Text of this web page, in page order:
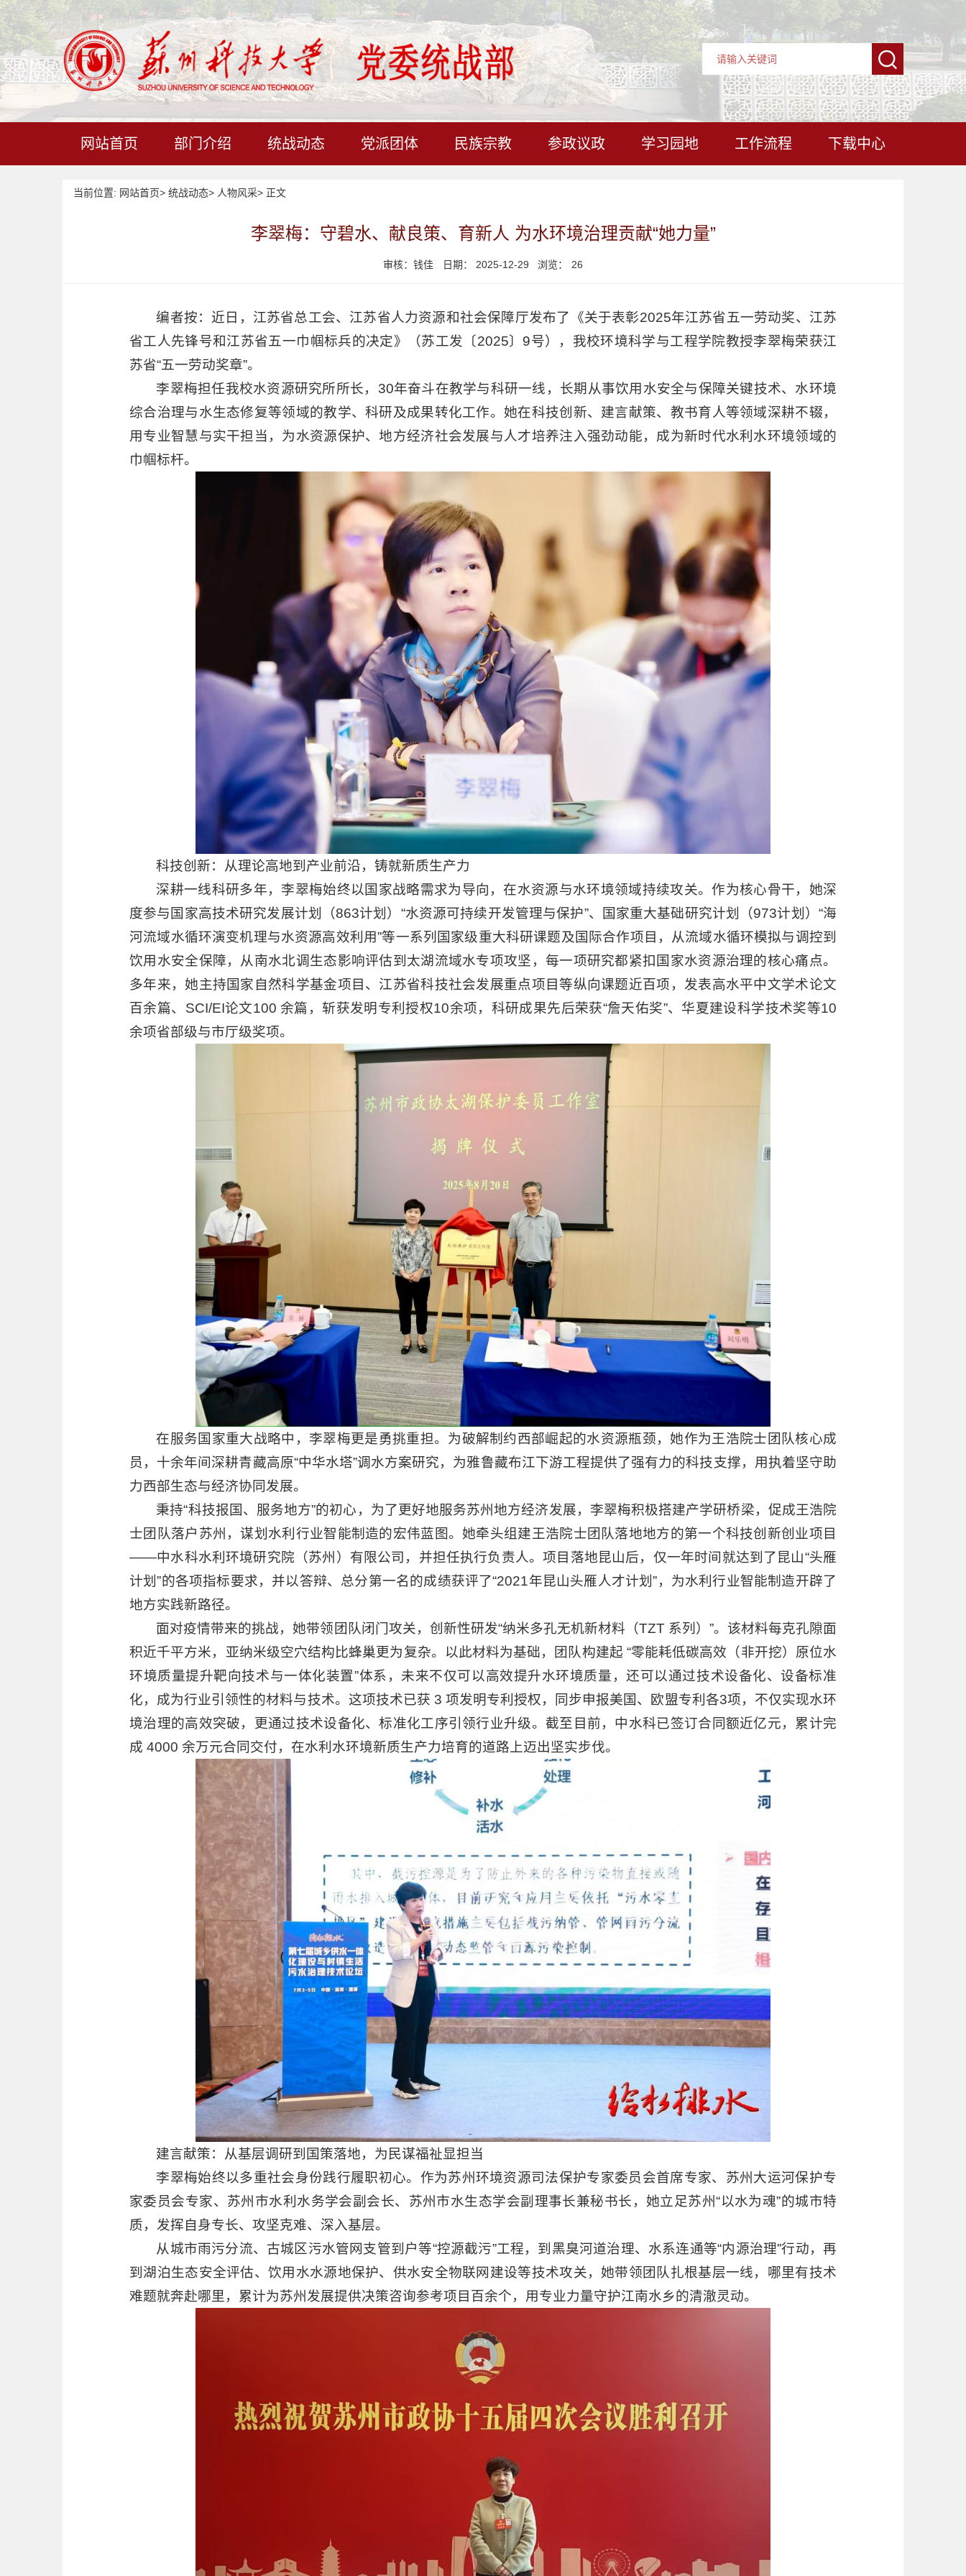
网站首页 部门介绍 统战动态 党派团体 民族宗教 参政议政 学习园地 工作流程 下载中心
当前位置: 网站首页> 统战动态> 人物风采> 正文
李翠梅：守碧水、献良策、育新人 为水环境治理贡献“她力量”
审核：钱佳 日期： 2025-12-29 浏览： 26
编者按： 近日，江苏省总工会、江苏省人力资源和社会保障厅发布了《关于表彰2025年江苏省五一劳动奖、江苏
省工人先锋号和江苏省五一巾帼标兵的决定》（苏工发〔2025〕9号），我校环境科学与工程学院教授李翠梅荣获江
苏省“五一劳动奖章”。
李翠梅担任我校水资源研究所所长，30年奋斗在教学与科研一线，长期从事饮用水安全与保障关键技术、水环境
综合治理与水生态修复等领域的教学、科研及成果转化工作。她在科技创新、建言献策、教书育人等领域深耕不辍，
用专业智慧与实干担当，为水资源保护、地方经济社会发展与人才培养注入强劲动能，成为新时代水利水环境领域的
巾帼标杆。
科技创新：从理论高地到产业前沿，铸就新质生产力
深耕一线科研多年，李翠梅始终以国家战略需求为导向，在水资源与水环境领域持续攻关。作为核心骨干，她深
度参与国家高技术研究发展计划（863计划）“水资源可持续开发管理与保护”、国家重大基础研究计划（973计划）“海
河流域水循环演变机理与水资源高效利用”等一系列国家级重大科研课题及国际合作项目，从流域水循环模拟与调控到
饮用水安全保障，从南水北调生态影响评估到太湖流域水专项攻坚，每一项研究都紧扣国家水资源治理的核心痛点。
多年来，她主持国家自然科学基金项目、江苏省科技社会发展重点项目等纵向课题近百项，发表高水平中文学术论文
百余篇、SCI/EI论文100 余篇，斩获发明专利授权10余项，科研成果先后荣获“詹天佑奖”、华夏建设科学技术奖等10
余项省部级与市厅级奖项。
在服务国家重大战略中，李翠梅更是勇挑重担。为破解制约西部崛起的水资源瓶颈，她作为王浩院士团队核心成
员，十余年间深耕青藏高原“中华水塔”调水方案研究，为雅鲁藏布江下游工程提供了强有力的科技支撑，用执着坚守助
力西部生态与经济协同发展。
秉持“科技报国、服务地方”的初心，为了更好地服务苏州地方经济发展，李翠梅积极搭建产学研桥梁，促成王浩院
士团队落户苏州，谋划水利行业智能制造的宏伟蓝图。她牵头组建王浩院士团队落地地方的第一个科技创新创业项目
——中水科水利环境研究院（苏州）有限公司，并担任执行负责人。项目落地昆山后，仅一年时间就达到了昆山“头雁
计划”的各项指标要求，并以答辩、总分第一名的成绩获评了“2021年昆山头雁人才计划”，为水利行业智能制造开辟了
地方实践新路径。
面对疫情带来的挑战，她带领团队闭门攻关，创新性研发“纳米多孔无机新材料（TZT 系列）”。该材料每克孔隙面
积近千平方米，亚纳米级空穴结构比蜂巢更为复杂。以此材料为基础，团队构建起 “零能耗低碳高效（非开挖）原位水
环境质量提升靶向技术与一体化装置”体系，未来不仅可以高效提升水环境质量，还可以通过技术设备化、设备标准
化，成为行业引领性的材料与技术。这项技术已获 3 项发明专利授权，同步申报美国、欧盟专利各3项，不仅实现水环
境治理的高效突破，更通过技术设备化、标准化工序引领行业升级。截至目前，中水科已签订合同额近亿元，累计完
成 4000 余万元合同交付，在水利水环境新质生产力培育的道路上迈出坚实步伐。
建言献策：从基层调研到国策落地，为民谋福祉显担当
李翠梅始终以多重社会身份践行履职初心。作为苏州环境资源司法保护专家委员会首席专家、苏州大运河保护专
家委员会专家、苏州市水利水务学会副会长、苏州市水生态学会副理事长兼秘书长，她立足苏州“以水为魂”的城市特
质，发挥自身专长、攻坚克难、深入基层。
从城市雨污分流、古城区污水管网支管到户等“控源截污”工程，到黑臭河道治理、水系连通等“内源治理”行动，再
到湖泊生态安全评估、饮用水水源地保护、供水安全物联网建设等技术攻关，她带领团队扎根基层一线，哪里有技术
难题就奔赴哪里，累计为苏州发展提供决策咨询参考项目百余个，用专业力量守护江南水乡的清澈灵动。